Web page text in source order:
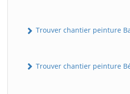
Trouver chantier peinture
Trouver chantier peinture